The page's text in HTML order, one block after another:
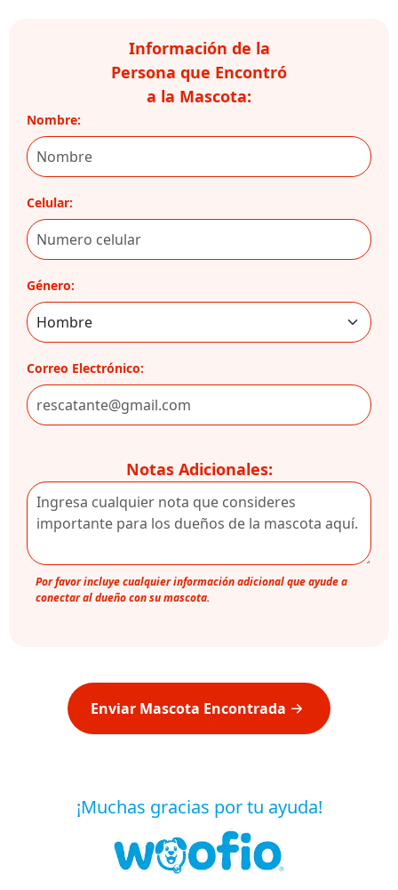
Información de la
Persona que Encontró
a la Mascota:
Nombre:
Celular:
Género:
Correo Electrónico:
Notas Adicionales:
Por favor incluye cualquier información adicional que ayude a
conectar al dueño con su mascota.
Enviar Mascota Encontrada
¡Muchas gracias por tu ayuda!